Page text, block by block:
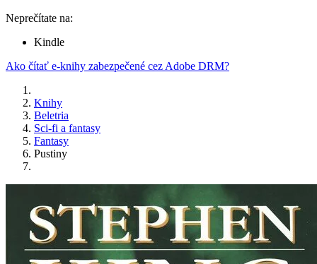
Neprečítate na:
Kindle
Ako čítať e-knihy zabezpečené cez Adobe DRM?
Knihy
Beletria
Sci-fi a fantasy
Fantasy
Pustiny